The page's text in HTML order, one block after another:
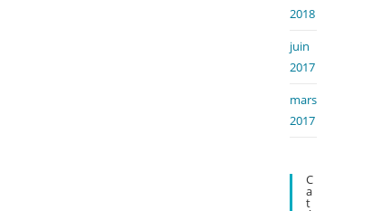
2018
juin
2017
mars
2017
C
A
T